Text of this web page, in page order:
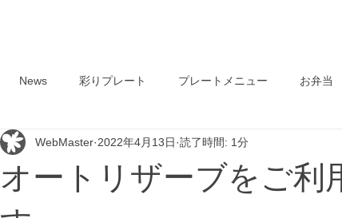
News 彩りプレート プレートメニュー お弁当
オートリザーブをご利
WebMaster 2022年4月13日 読了時間: 1分